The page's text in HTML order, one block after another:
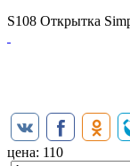
S108 Открытка
цена: 110